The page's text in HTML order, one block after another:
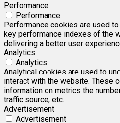
Performance
Performance
Performance cookies are used
key performance indexes of the
delivering a better user
Analytics
Analytics
Analytical cookies are used to
interact with the website. These
information on metrics the
traffic source, etc.
Advertisement
Advertisement